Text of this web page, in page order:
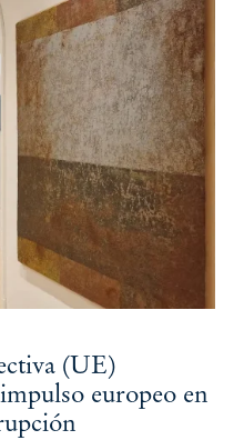
(UE)
europeo en